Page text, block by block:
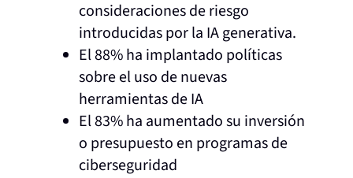
consideraciones de riesgo
introducidas por la IA generativa.
El 88% ha implantado políticas
sobre el uso de nuevas
herramientas de IA
El 83% ha aumentado su inversión
o presupuesto en programas de
ciberseguridad